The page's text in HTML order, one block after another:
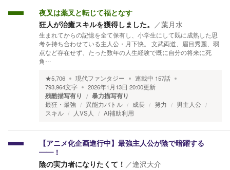
夜叉は薬叉と転じて福となす
狂人が治癒スキルを獲得しました。 ／葉月水
生まれてからの記憶を全て保有し、小学生にして既に成熟した思
考を持ち合わせている主人公・月下快。 文武両道、眉目秀麗、弱
点など存在せず、たった数年の人生経験で既に自分の将来に死
角…
★5,706 現代ファンタジー 連載中 157話
793,964文字 2026年1月13日 20:00更新
残酷描写有り 暴力描写有り
最狂・最強 異能力バトル 成長 努力
男主人公
スキル
人VS人 AI補助利用
【アニメ化企画進行中】最強主人公が陰で暗躍する
――！
陰の実力者になりたくて！ ／逢沢大介